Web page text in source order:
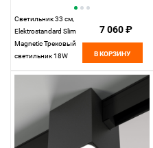
Светильник 33 см,
Elektrostandard Slim
Magnetic Трековый
светильник 18W
7 060 ₽
В КОРЗИНУ